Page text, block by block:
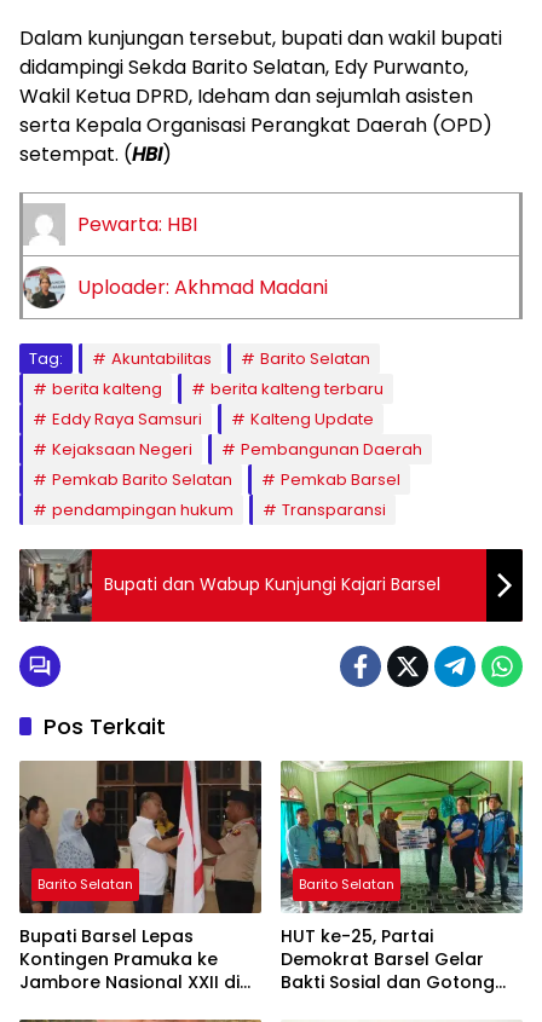
Dalam kunjungan tersebut, bupati dan wakil bupati
didampingi Sekda Barito Selatan, Edy Purwanto,
Wakil Ketua DPRD, Ideham dan sejumlah asisten
serta Kepala Organisasi Perangkat Daerah (OPD)
setempat. (HBI)
Pewarta: HBI
Uploader: Akhmad Madani
Tag: Akuntabilitas
Barito Selatan
berita kalteng
berita kalteng terbaru
Eddy Raya Samsuri
Kalteng Update
Kejaksaan Negeri
Pembangunan Daerah
Pemkab Barito Selatan
Pemkab Barsel
pendampingan hukum
Transparansi
Bupati dan Wabup Kunjungi Kajari Barsel
Pos Terkait
Barito Selatan
Bupati Barsel Lepas
Kontingen Pramuka ke
Jambore Nasional XXII di
Barito Selatan
HUT ke-25, Partai
Demokrat Barsel Gelar
Bakti Sosial dan Gotong